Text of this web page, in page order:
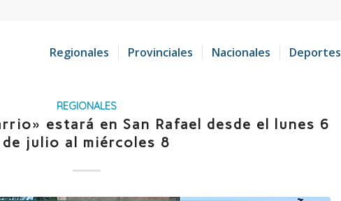
Regionales Provinciales Nacionales Deportes
REGIONALES
estará en San Rafael desde el lunes 6
de julio al miércoles 8